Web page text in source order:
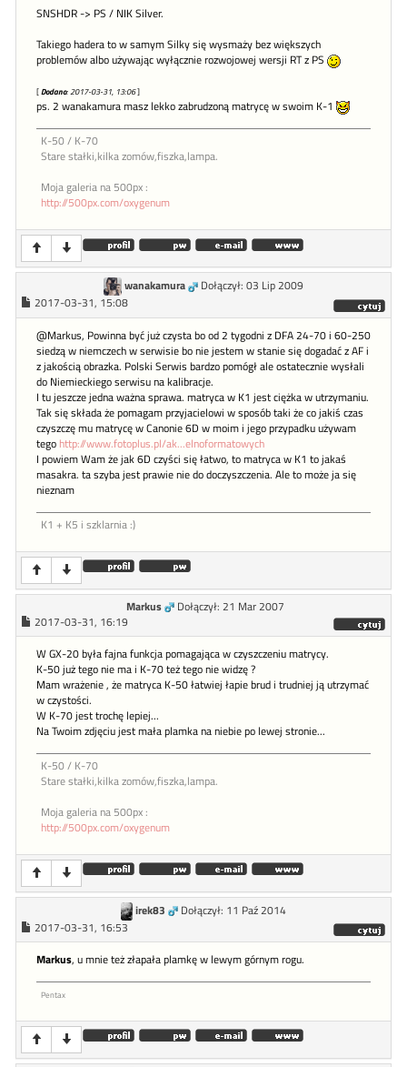
SNSHDR -> PS / NIK Silver.
Takiego hadera to w samym Silky się wysmaży bez większych
problemów albo używając wyłącznie rozwojowej wersji RT z PS
[Dodano: 2017-03-31, 13:06]
ps. 2 wanakamura masz lekko zabrudzoną matrycę w swoim K-1
K-50 / K-70
Stare stałki,kilka zomów,fiszka,lampa.
Moja galeria na 500px :
http://500px.com/oxygenum
wanakamura
Dołączył: 03 Lip 2009
2017-03-31, 15:08
@Markus, Powinna być już czysta bo od 2 tygodni z DFA 24-70 i 60-250
siedzą w niemczech w serwisie bo nie jestem w stanie się dogadać z AF i
z jakością obrazka. Polski Serwis bardzo pomógł ale ostatecznie wysłali
do Niemieckiego serwisu na kalibracje.
I tu jeszcze jedna ważna sprawa. matryca w K1 jest ciężka w utrzymaniu.
Tak się składa że pomagam przyjacielowi w sposób taki że co jakiś czas
czyszczę mu matrycę w Canonie 6D w moim i jego przypadku używam
tego http://www.fotoplus.pl/ak...elnoformatowych
I powiem Wam że jak 6D czyści się łatwo, to matryca w K1 to jakaś
masakra. ta szyba jest prawie nie do doczyszczenia. Ale to może ja się
nieznam
K1 + K5 i szklarnia :)
Markus
Dołączył: 21 Mar 2007
2017-03-31, 16:19
W GX-20 była fajna funkcja pomagająca w czyszczeniu matrycy.
K-50 już tego nie ma i K-70 też tego nie widzę ?
Mam wrażenie , że matryca K-50 łatwiej łapie brud i trudniej ją utrzymać
w czystości.
W K-70 jest trochę lepiej...
Na Twoim zdjęciu jest mała plamka na niebie po lewej stronie...
K-50 / K-70
Stare stałki,kilka zomów,fiszka,lampa.
Moja galeria na 500px :
http://500px.com/oxygenum
irek83
Dołączył: 11 Paź 2014
2017-03-31, 16:53
Markus, u mnie też złapała plamkę w lewym górnym rogu.
Pentax